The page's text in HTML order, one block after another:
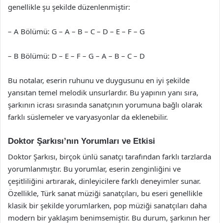
genellikle şu şekilde düzenlenmiştir:
– A Bölümü: G – A – B – C – D – E – F – G
– B Bölümü: D – E – F – G – A – B – C – D
Bu notalar, eserin ruhunu ve duygusunu en iyi şekilde
yansıtan temel melodik unsurlardır. Bu yapının yanı sıra,
şarkının icrası sırasında sanatçının yorumuna bağlı olarak
farklı süslemeler ve varyasyonlar da eklenebilir.
Doktor Şarkısı’nın Yorumları ve Etkisi
Doktor Şarkısı, birçok ünlü sanatçı tarafından farklı tarzlarda
yorumlanmıştır. Bu yorumlar, eserin zenginliğini ve
çeşitliliğini artırarak, dinleyicilere farklı deneyimler sunar.
Özellikle, Türk sanat müziği sanatçıları, bu eseri genellikle
klasik bir şekilde yorumlarken, pop müziği sanatçıları daha
modern bir yaklaşım benimsemiştir. Bu durum, şarkının her